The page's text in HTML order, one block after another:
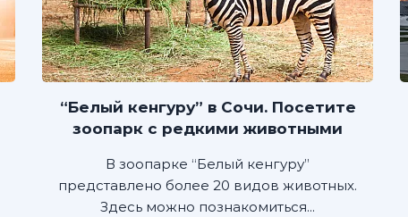
“Белый кенгуру” в Сочи. Посетите
зоопарк с редкими животными
В зоопарке “Белый кенгуру”
представлено более 20 видов животных.
Здесь можно познакомиться...